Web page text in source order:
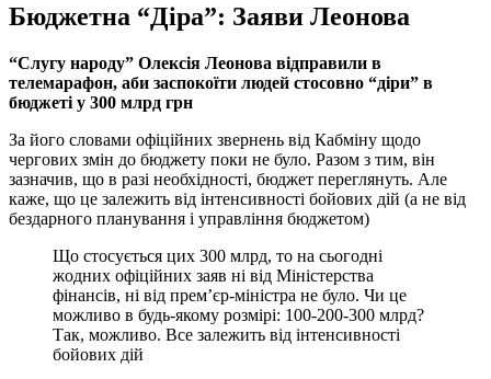
Бюджетна “Діра”: Заяви Леонова
“Слугу народу” Олексія Леонова відправили в
телемарафон, аби заспокоїти людей стосовно “діри” в
бюджеті у 300 млрд грн
За його словами офіційних звернень від Кабміну щодо
чергових змін до бюджету поки не було. Разом з тим, він
зазначив, що в разі необхідності, бюджет переглянуть. Але
каже, що це залежить від інтенсивності бойових дій (а не від
бездарного планування і управління бюджетом)
Що стосується цих 300 млрд, то на сьогодні
жодних офіційних заяв ні від Міністерства
фінансів, ні від прем’єр-міністра не було. Чи це
можливо в будь-якому розмірі: 100-200-300 млрд?
Так, можливо. Все залежить від інтенсивності
бойових дій